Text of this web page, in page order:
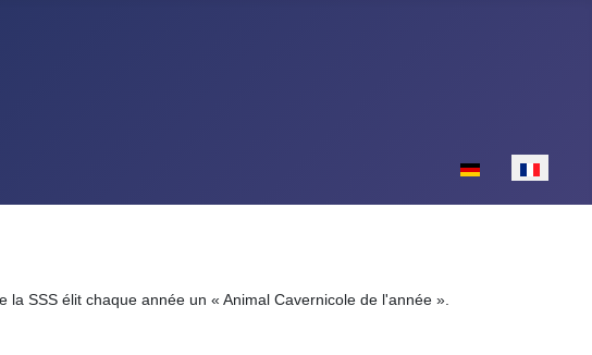
Sélectionnez
SSS élit chaque année un « Animal Cavernicole de l'année ».